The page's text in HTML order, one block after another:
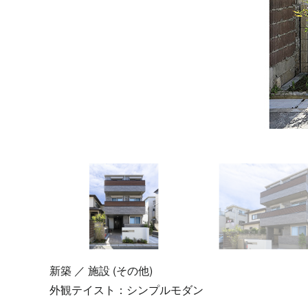
新築 ／ 施設 (その他)
外観テイスト： シンプルモダン